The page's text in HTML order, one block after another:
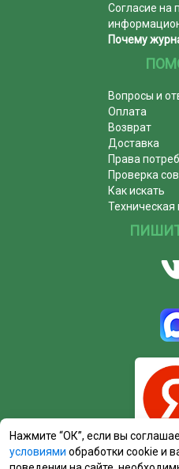
Согласие на
Почему
Вопросы и
Оплата
Возврат
Доставка
Права
Проверка
Как искать
Нажмите “ОК”, если вы
условиями обработки cookie и